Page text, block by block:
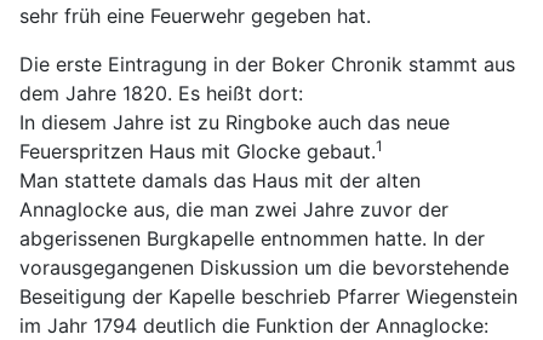
sehr früh eine Feuerwehr gegeben hat.
Die erste Eintragung in der Boker Chronik stammt aus
dem Jahre 1820. Es heißt dort:
In diesem Jahre ist zu Ringboke auch das neue
Feuerspritzen Haus mit Glocke gebaut.1
Man stattete damals das Haus mit der alten
Annaglocke aus, die man zwei Jahre zuvor der
abgerissenen Burgkapelle entnommen hatte. In der
vorausgegangenen Diskussion um die bevorstehende
Beseitigung der Kapelle beschrieb Pfarrer Wiegenstein
im Jahr 1794 deutlich die Funktion der Annaglocke: